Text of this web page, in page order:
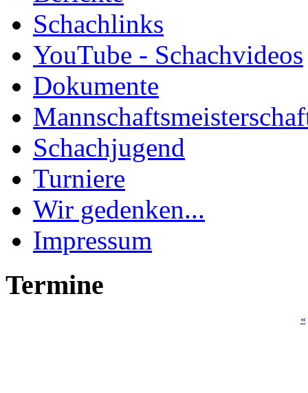
Schachlinks
YouTube - Schachvideos
Dokumente
Schachjugend
Turniere
Wir gedenken...
Impressum
Termine
«